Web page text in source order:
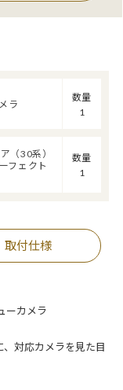
ラ
数量
1
（30系）
フェクト
数量
1
取付仕様
ーカメラ
対応カメラを見た目